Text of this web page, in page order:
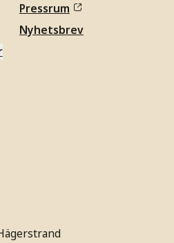
Pressrum
Nyhetsbrev